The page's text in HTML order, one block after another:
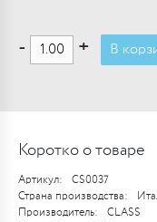
- + В
Коротко о товаре
Артикул:
CS0037
Страна производства:
Производитель:
CLASS